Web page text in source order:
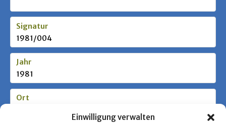
Einwilligung verwalten
Signatur
1981/004
Jahr
1981
Ort